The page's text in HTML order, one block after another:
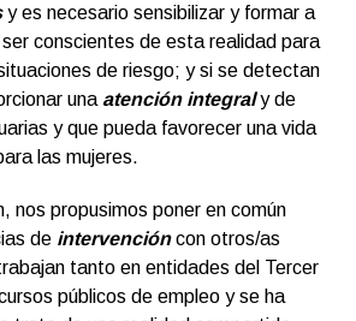
y es necesario sensibilizar y formar a
conscientes de esta realidad para
de riesgo; y si se detectan
una atención integral y de
y que pueda favorecer una vida
las mujeres.
nos propusimos poner en común
de intervención con otros/as
tanto en entidades del Tercer
públicos de empleo y se ha